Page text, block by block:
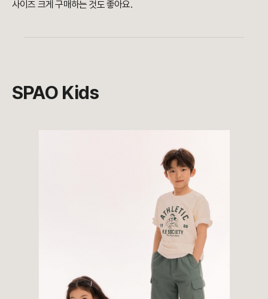
사이즈 크게 구매하는 것도 좋아요.
SPAO Kids